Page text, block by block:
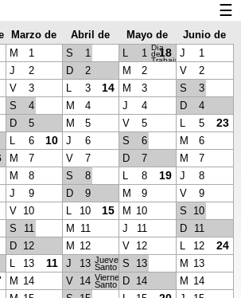
y números de semana
☰
Marzo de
2028
Abril de
2028
Mayo de
2028
Junio de
2028
M 1 S 1 L 1 18
Día
del
Trabajador
J
1
J 2 D 2 M 2 V
2
V 3 L 3 14 M 3 S
3
S 4 M 4 J 4 D
4
D 5 M 5 V 5 L 5 23
L 6 10 J 6 S 6 M
6
M 7 V 7 D 7 M
7
M 8 S 8 L 8 19 J
8
J 9 D 9 M 9 V
9
V 10 L 10 15 M 10 S
10
S 11 M 11 J 11 D
11
D 12 M 12 V 12 L 12 24
L 13 11 J 13 Jueves
Santo S 13 M 13
M 14 V 14 Viernes
Santo D 14 M 14